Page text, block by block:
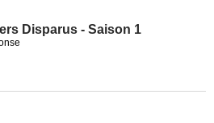
Disparus - Saison 1